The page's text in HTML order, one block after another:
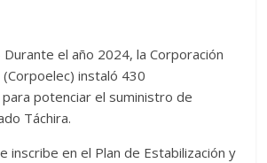
Durante el año 2024, la Corporación
(Corpoelec) instaló 430
potenciar el suministro de
Táchira.
inscribe en el Plan de Estabilización y